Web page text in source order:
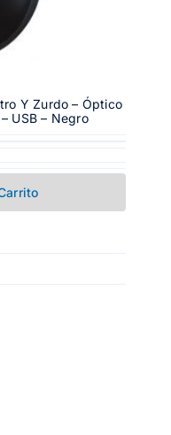
Y Zurdo – Óptico
USB – Negro